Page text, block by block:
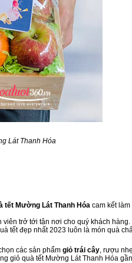
Lát Thanh Hóa
tết Mường Lát Thanh Hóa cam kết
trở tới tận nơi cho quý khách
tết đẹp nhất 2023 luôn là món quà
các sản phẩm giỏ trái cây, rượu
giỏ quà tết Mường Lát Thanh Hóa